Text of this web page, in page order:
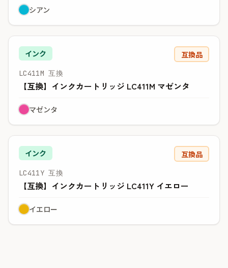
シアン
インク 互換品
LC411M 互換
【互換】インクカートリッジ LC411M マゼンタ
マゼンタ
インク 互換品
LC411Y 互換
【互換】インクカートリッジ LC411Y イエロー
イエロー